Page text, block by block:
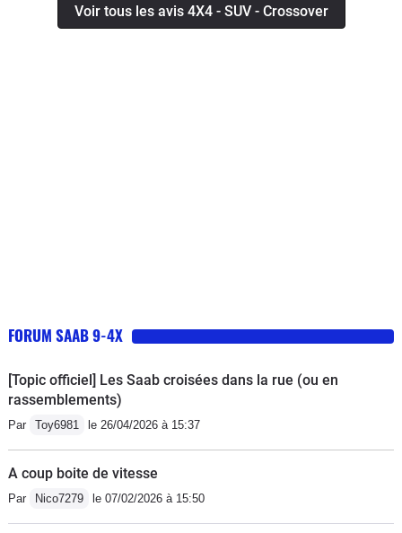
Voir tous les avis 4X4 - SUV - Crossover
FORUM SAAB 9-4X
[Topic officiel] Les Saab croisées dans la rue (ou en
rassemblements)
Par Toy6981 le 26/04/2026 à 15:37
A coup boite de vitesse
Par Nico7279 le 07/02/2026 à 15:50